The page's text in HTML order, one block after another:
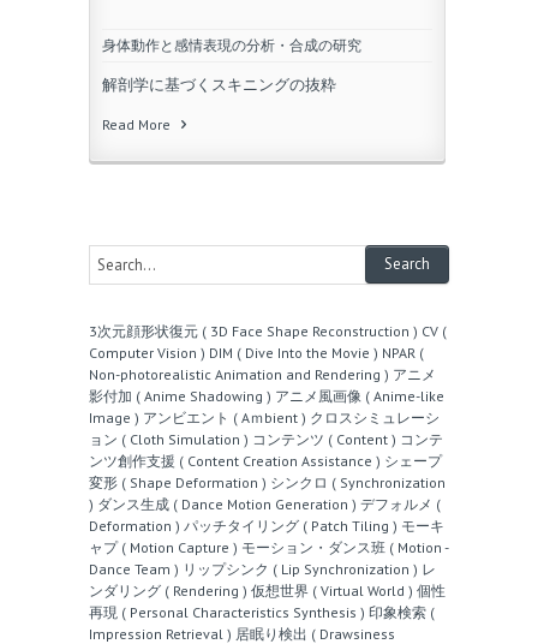
身体動作と感情表現の分析・合成の研究
解剖学に基づくスキニングの抜粋
Read More
3次元顔形状復元 ( 3D Face Shape Reconstruction ) CV (
Computer Vision ) DIM ( Dive Into the Movie ) NPAR (
Non-photorealistic Animation and Rendering ) アニメ
影付加 ( Anime Shadowing ) アニメ風画像 ( Anime-like
Image ) アンビエント ( Aｍbient ) クロスシミュレーシ
ョン ( Cloth Simulation ) コンテンツ ( Content ) コンテ
ンツ創作支援 ( Content Creation Assistance ) シェープ
変形 ( Shape Deformation ) シンクロ ( Synchronization
) ダンス生成 ( Dance Motion Generation ) デフォルメ (
Deformation ) パッチタイリング ( Patch Tiling ) モーキ
ャプ ( Motion Capture ) モーション・ダンス班 ( Motion -
Dance Team ) リップシンク ( Lip Synchronization ) レ
ンダリング ( Rendering ) 仮想世界 ( Virtual World ) 個性
再現 ( Personal Characteristics Synthesis ) 印象検索 (
Impression Retrieval ) 居眠り検出 ( Drawsiness